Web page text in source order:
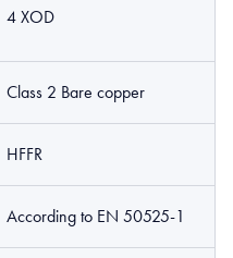
4 XOD
Class 2 Bare copper
HFFR
According to EN 50525-1